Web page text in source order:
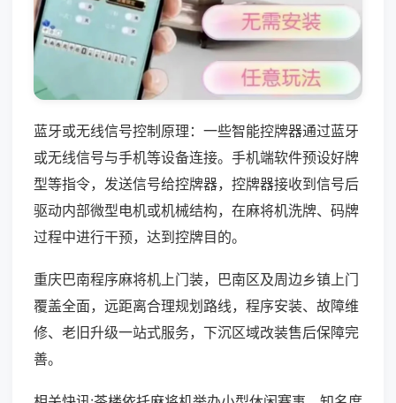
蓝牙或无线信号控制原理：一些智能控牌器通过蓝牙
或无线信号与手机等设备连接。手机端软件预设好牌
型等指令，发送信号给控牌器，控牌器接收到信号后
驱动内部微型电机或机械结构，在麻将机洗牌、码牌
过程中进行干预，达到控牌目的。
重庆巴南程序麻将机上门装，巴南区及周边乡镇上门
覆盖全面，远距离合理规划路线，程序安装、故障维
修、老旧升级一站式服务，下沉区域改装售后保障完
善。